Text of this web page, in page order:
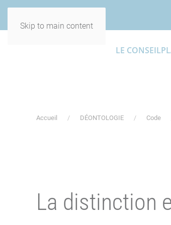
Skip to main content
LE CONSEIL
Accueil DÉONTOLOGIE Code
La distinction